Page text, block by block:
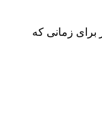
برای زمانی که